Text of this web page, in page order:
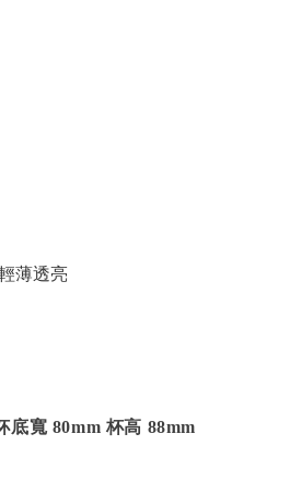
薄透亮
底寬 80mm 杯高 88mm